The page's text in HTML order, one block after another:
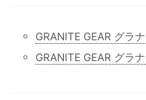
GRANITE GEAR グラ
GRANITE GEAR グラ